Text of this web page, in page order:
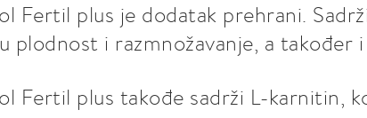
Fertil plus je dodatak prehrani.
plodnost i razmnožavanje, a također
Fertil plus takođe sadrži L-karnitin,